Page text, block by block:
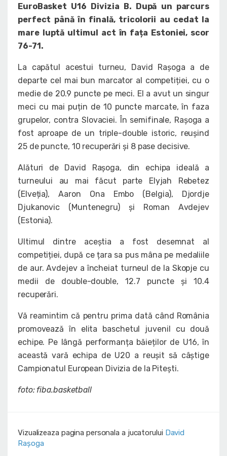
EuroBasket U16 Divizia B. După un parcurs
perfect până în finală, tricolorii au cedat la
mare luptă ultimul act în fața Estoniei, scor
76-71.
La capătul acestui turneu, David Rașoga a de
departe cel mai bun marcator al competiției, cu o
medie de 20.9 puncte pe meci. El a avut un singur
meci cu mai puțin de 10 puncte marcate, în faza
grupelor, contra Slovaciei. În semifinale, Rașoga a
fost aproape de un triple-double istoric, reușind
25 de puncte, 10 recuperări și 8 pase decisive.
Alături de David Rașoga, din echipa ideală a
turneului au mai făcut parte Elyjah Rebetez
(Elveția), Aaron Ona Embo (Belgia), Djordje
Djukanovic (Muntenegru) și Roman Avdejev
(Estonia).
Ultimul dintre aceștia a fost desemnat al
competiției, după ce țara sa pus mâna pe medaliile
de aur. Avdejev a încheiat turneul de la Skopje cu
medii de double-double, 12.7 puncte și 10.4
recuperări.
Vă reamintim că pentru prima dată când România
promovează în elita baschetul juvenil cu două
echipe. Pe lângă performanța băieților de U16, în
această vară echipa de U20 a reușit să câștige
Campionatul European Divizia de la Pitești.
foto: fiba.basketball
Vizualizeaza pagina personala a jucatorului David
Rașoga